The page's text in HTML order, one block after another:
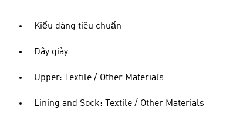
Kiểu dáng tiêu chuẩn
Dây giày
Upper: Textile / Other Materials
Lining and Sock: Textile / Other Materials